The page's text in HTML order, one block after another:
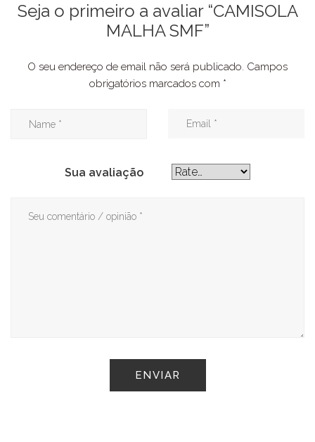
Seja o primeiro a avaliar “CAMISOLA
MALHA SMF”
O seu endereço de email não será publicado. Campos
obrigatórios marcados com *
Sua avaliação